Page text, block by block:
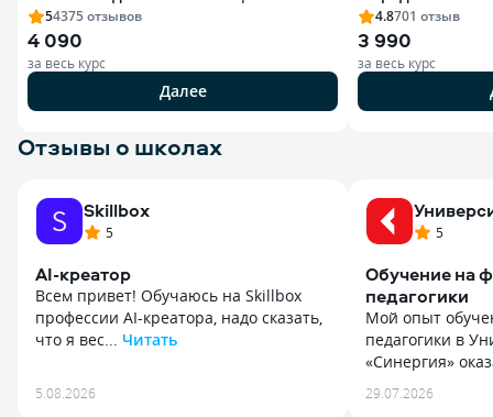
54375отзывов
4 090
за весь курс
Далее
4.8701 отзыв
3 990
за весь курс
Отзывы о школах
Skillbox
5
AI-креатор
Всем привет! Обучаюсь на Skillbox
профессии AI-креатора, надо сказать,
что я вес... Читать
профессии AI-креатора, надо сказать,
что я весьма и весьма далека
5.08.2026
5
Обучение на
педагогики
Мой опыт
педагогики в
«Синергия»
Мой опыт
педагогики в
29.07.2026